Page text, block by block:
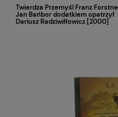
Twierdza Przemyśl Franz
Jan Bańbor dodatkiem opatrzył
Dariusz Radziwiłłowicz [2000]